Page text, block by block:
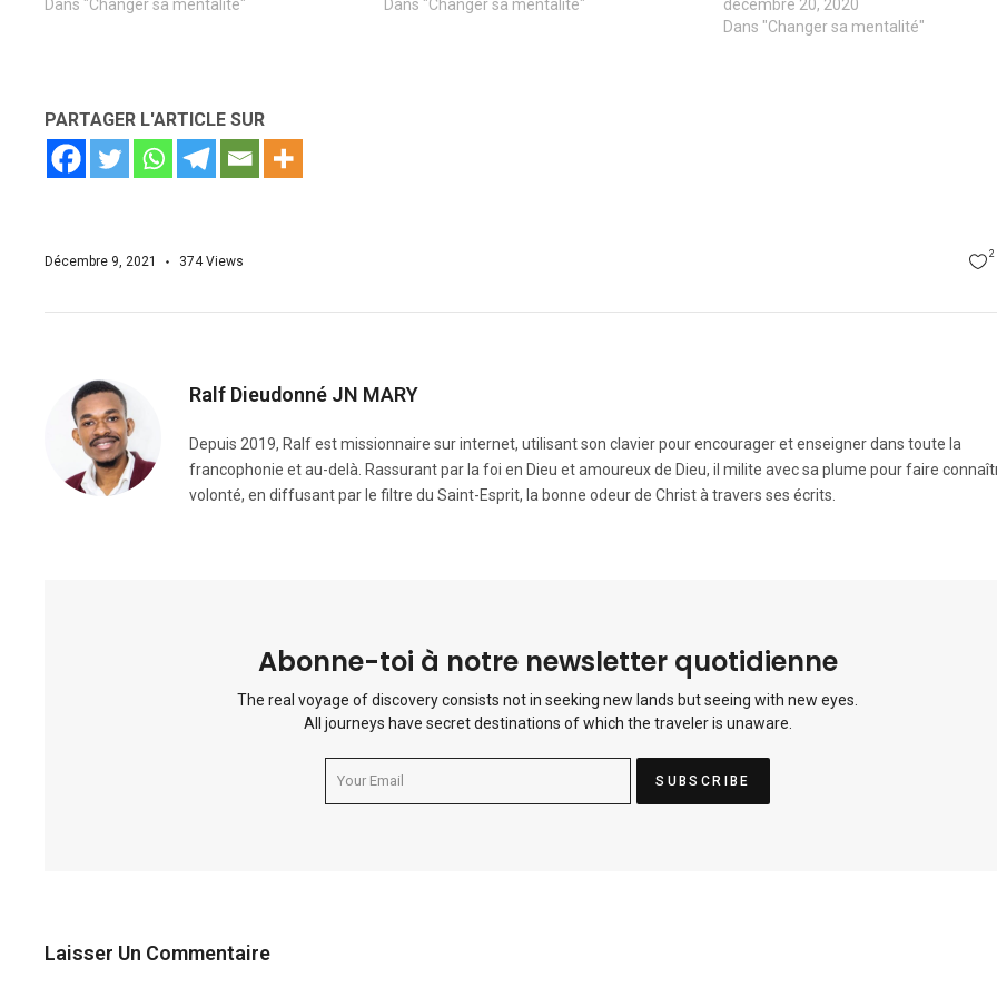
Dans "Changer sa mentalité"
Dans "Changer sa mentalité"
décembre 20, 2020
Dans "Changer sa mentalité"
PARTAGER L'ARTICLE SUR
Décembre 9, 2021 374Views 2
Ralf Dieudonné JN MARY
Depuis 2019, Ralf est missionnaire sur internet, utilisant son clavier pour encourager et enseigner dans toute la
francophonie et au-delà. Rassurant par la foi en Dieu et amoureux de Dieu, il milite avec sa plume pour faire
volonté, en diffusant par le filtre du Saint-Esprit, la bonne odeur de Christ à travers ses écrits.
Abonne-toi à notre newsletter quotidienne
The real voyage of discovery consists not in seeking new lands but seeing with new eyes.
All journeys have secret destinations of which the traveler is unaware.
Laisser Un Commentaire